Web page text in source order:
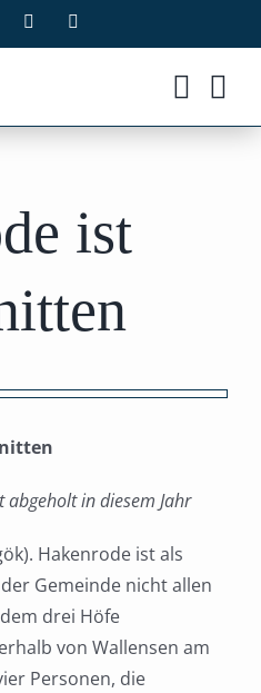
Instagram
ist
abgeholt in diesem Jahr
Hakenrode ist als
Gemeinde nicht allen
drei Höfe
von Wallensen am
Personen, die